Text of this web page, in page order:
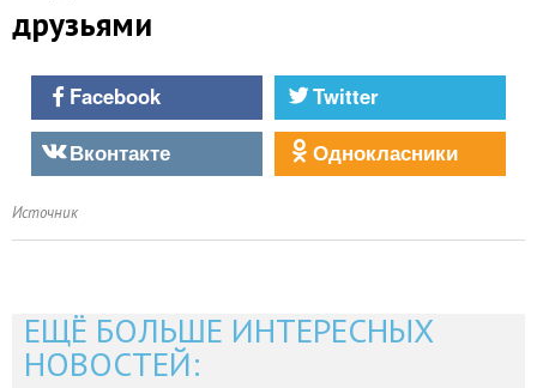
друзьями
Facebook
Twitter
Вконтакте
Однокласники
Источник
ЕЩЁ БОЛЬШЕ ИНТЕРЕСНЫХ
НОВОСТЕЙ: